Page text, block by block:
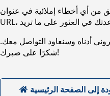
من أي أخطاء إملائية في عنوان
أدناه وسنعاود التواصل معك.
شكرًا على صبرك!
إلى الصفحة الرئيسية